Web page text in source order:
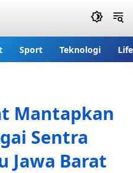
Sport Teknologi
Mantapkan
Sentra
Jawa Barat